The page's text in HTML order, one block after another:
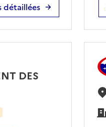
détaillées
DES